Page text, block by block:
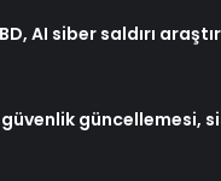
AI siber saldırı
güvenlik güncellemesi,